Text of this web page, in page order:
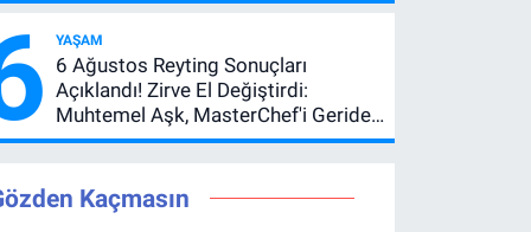
YAŞAM
6 Ağustos Reyting Sonuçları
Açıklandı! Zirve El Değiştirdi:
Muhtemel Aşk, MasterChef'i Geride
Bıraktı
Kaçmasın